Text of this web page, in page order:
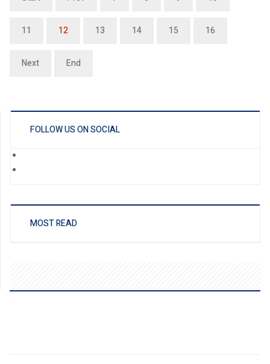
11 12 13 14 15 16
Next End
FOLLOW US ON SOCIAL
MOST READ